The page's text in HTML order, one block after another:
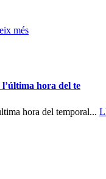
més
hora del te
hora del temporal...